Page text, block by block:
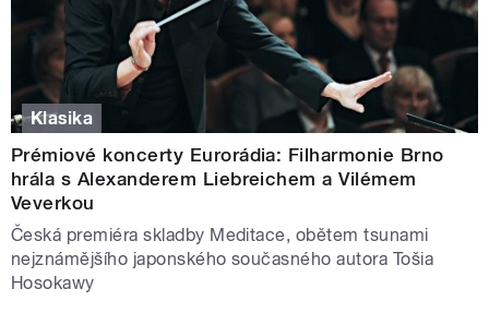
Klasika
Prémiové koncerty Eurorádia: Filharmonie Brno
hrála s Alexanderem Liebreichem a Vilémem
Veverkou
Česká premiéra skladby Meditace, obětem tsunami
nejznámějšího japonského současného autora Tošia
Hosokawy